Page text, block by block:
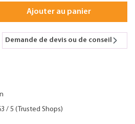
Ajouter au panier
Demande de devis ou de conseil
/ 5 (Trusted Shops)